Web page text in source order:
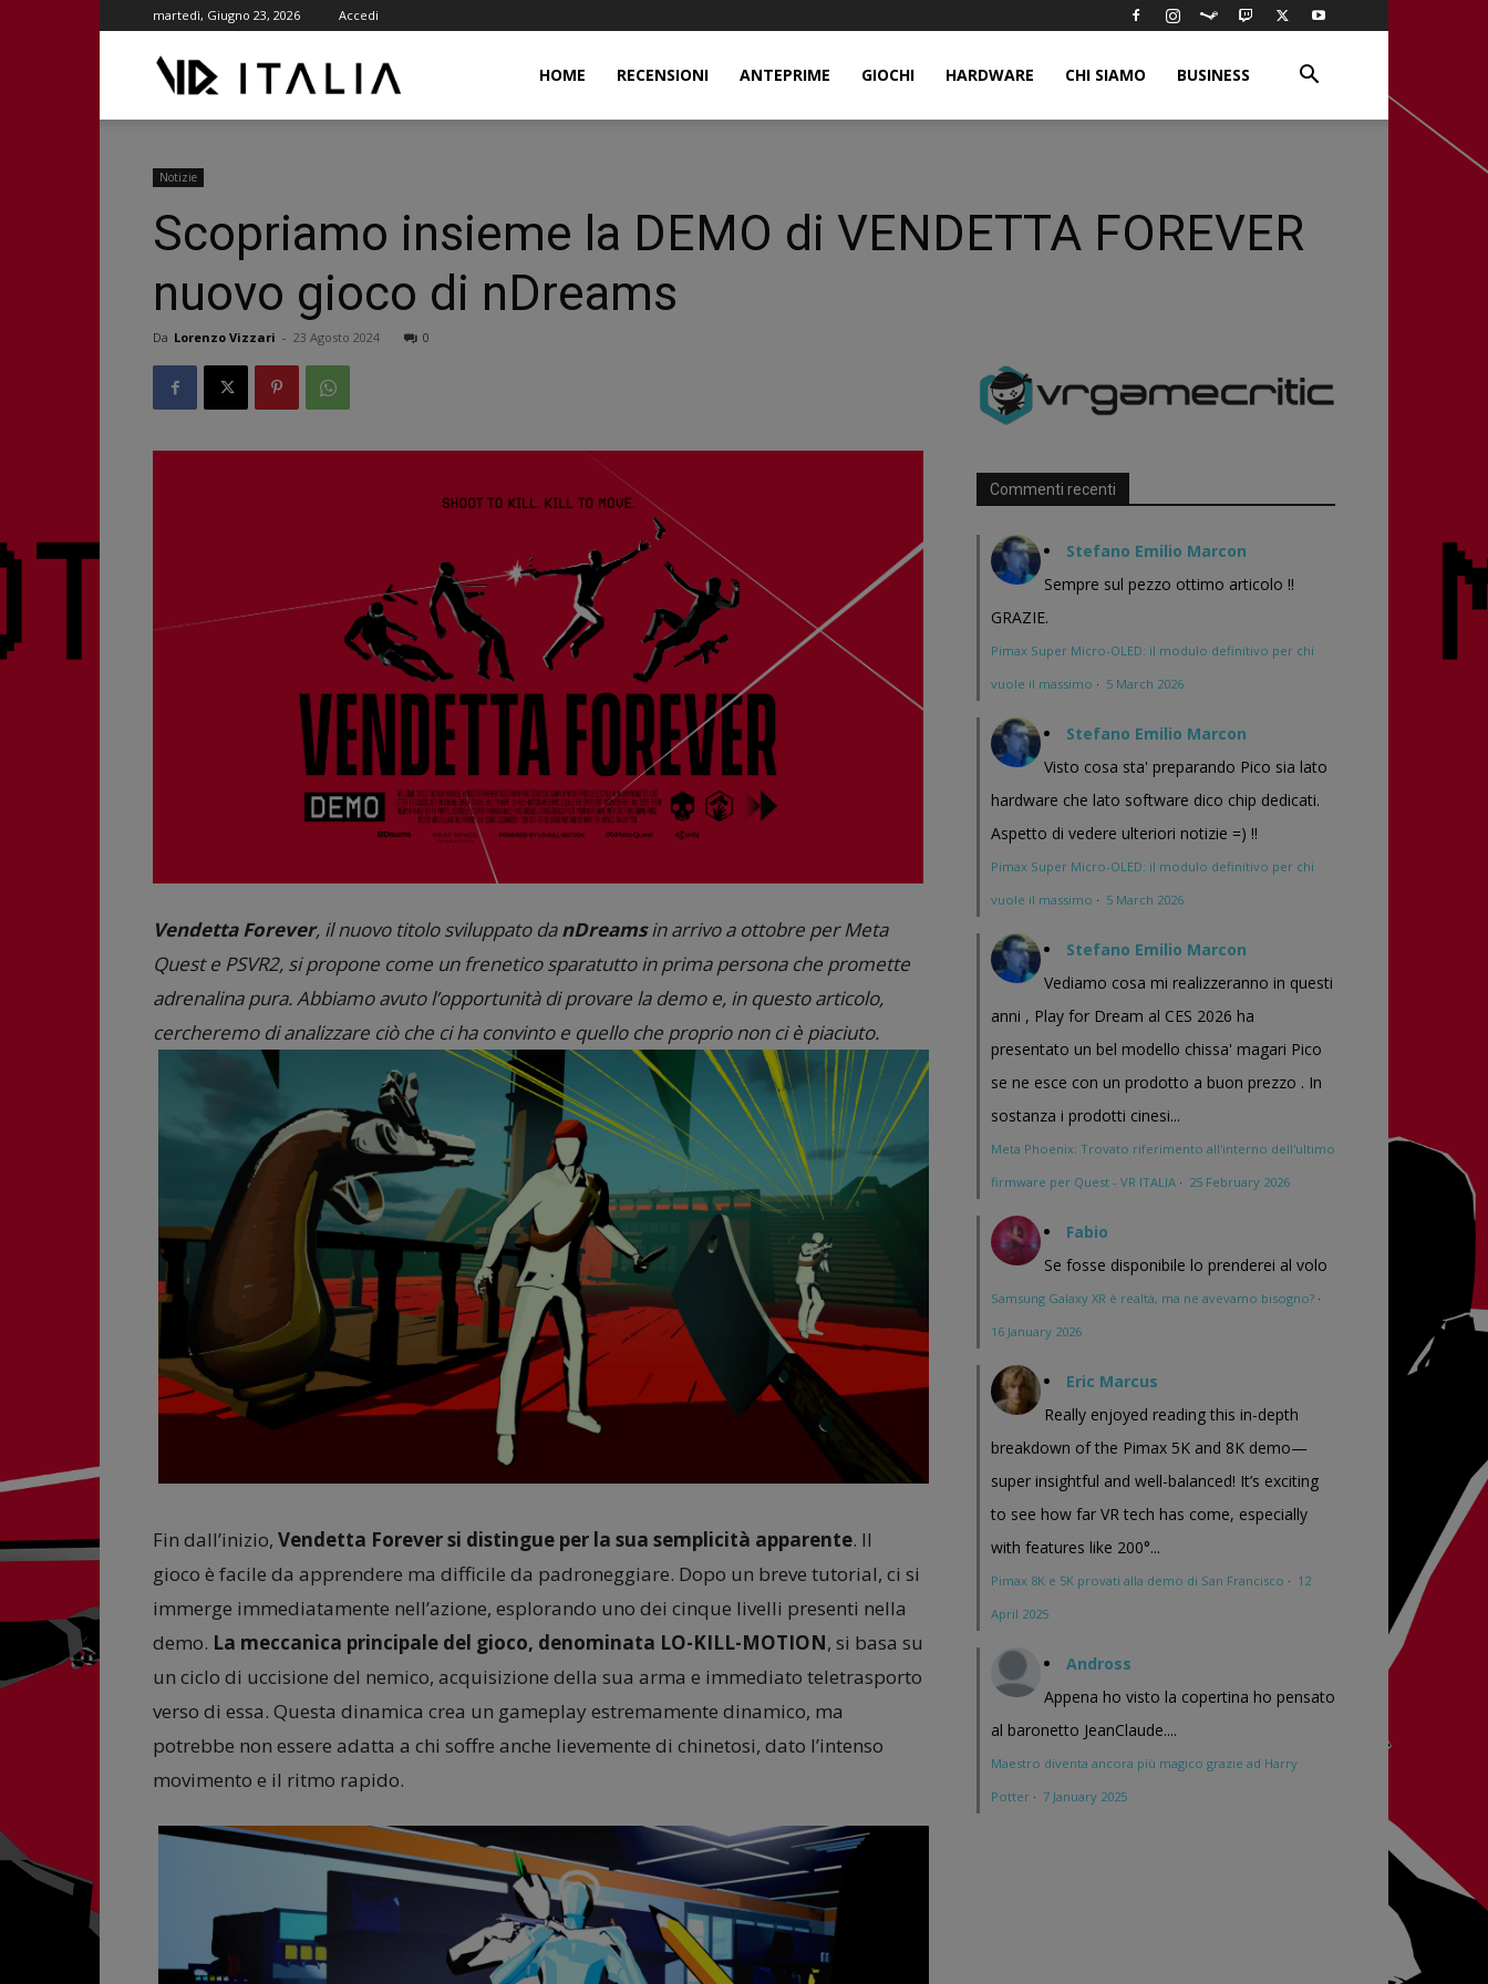
martedì, Giugno 23, 2026 Accedi
HOME RECENSIONI ANTEPRIME GIOCHI HARDWARE CHI SIAMO BUSINESS
Notizie
Scopriamo insieme la DEMO di VENDETTA FOREVER
nuovo gioco di nDreams
Da Lorenzo Vizzari - 23 Agosto 2024 0
Vendetta Forever, il nuovo titolo sviluppato danDreamsin arrivo a ottobre per Meta
Quest e PSVR2, si propone come un frenetico sparatutto in prima persona che promette
adrenalina pura. Abbiamo avuto l’opportunità di provare la demo e, in questo articolo,
cercheremo di analizzare ciò che ci ha convinto e quello che proprio non ci è piaciuto.
Fin dall’inizio, Vendetta Foreversi distingue per la sua semplicità apparente. Il
gioco è facile da apprendere ma difficile da padroneggiare. Dopo un breve tutorial, ci si
immerge immediatamente nell’azione, esplorando uno dei cinque livelli presenti nella
demo. La meccanica principale del gioco, denominata LO-KILL-MOTION, si basa su
un ciclo di uccisione del nemico, acquisizione della sua arma e immediato teletrasporto
verso di essa. Questa dinamica crea un gameplay estremamente dinamico, ma
potrebbe non essere adatta a chi soffre anche lievemente di chinetosi, dato l’intenso
movimento e il ritmo rapido.
Commenti recenti
Stefano Emilio Marcon
Sempre sul pezzo ottimo articolo !!
GRAZIE.
Pimax Super Micro-OLED: il modulo definitivo per chi
vuole il massimo · 5 March 2026
Stefano Emilio Marcon
Visto cosa sta' preparando Pico sia lato
hardware che lato software dico chip dedicati.
Aspetto di vedere ulteriori notizie =) !!
Pimax Super Micro-OLED: il modulo definitivo per chi
vuole il massimo · 5 March 2026
Stefano Emilio Marcon
Vediamo cosa mi realizzeranno in questi
anni , Play for Dream al CES 2026 ha
presentato un bel modello chissa' magari Pico
se ne esce con un prodotto a buon prezzo . In
sostanza i prodotti cinesi...
Meta Phoenix: Trovato riferimento all'interno dell'ultimo
firmware per Quest - VR ITALIA · 25 February 2026
Fabio
Se fosse disponibile lo prenderei al volo
Samsung Galaxy XR è realtà, ma ne avevamo bisogno? ·
16 January 2026
Eric Marcus
Really enjoyed reading this in-depth
breakdown of the Pimax 5K and 8K demo—
super insightful and well-balanced! It’s exciting
to see how far VR tech has come, especially
with features like 200°...
Pimax 8K e 5K provati alla demo di San Francisco · 12
April 2025
Andross
Appena ho visto la copertina ho pensato
al baronetto JeanClaude....
Maestro diventa ancora più magico grazie ad Harry
Potter · 7 January 2025